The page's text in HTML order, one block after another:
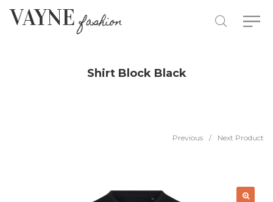
Shirt Block Black
Previous / Next Product